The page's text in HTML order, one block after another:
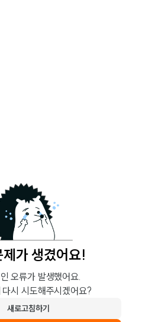
가 생겼어요!
오류가 발생했어요.
시 시도해주시겠어요?
새로고침하기